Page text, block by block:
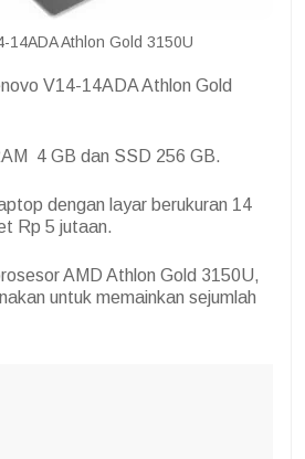
14ADA Athlon Gold 3150U
V14-14ADA Athlon Gold
4 GB dan SSD 256 GB.
dengan layar berukuran 14
Rp 5 jutaan.
AMD Athlon Gold 3150U,
untuk memainkan sejumlah